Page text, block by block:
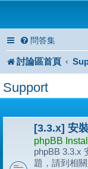
問答集
討論區首頁
Support
[3.3.x] 安
phpBB
phpBB 3.3.x
題，請到相